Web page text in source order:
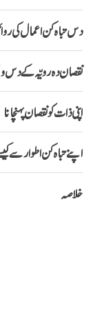
دس تباہ کن اعمال کی
نقصان دہ رویّہ کے دس
اپنی ذات کو نقصان پہنچانا
اپنے تباہ کن اطوار سے
خلاصہ